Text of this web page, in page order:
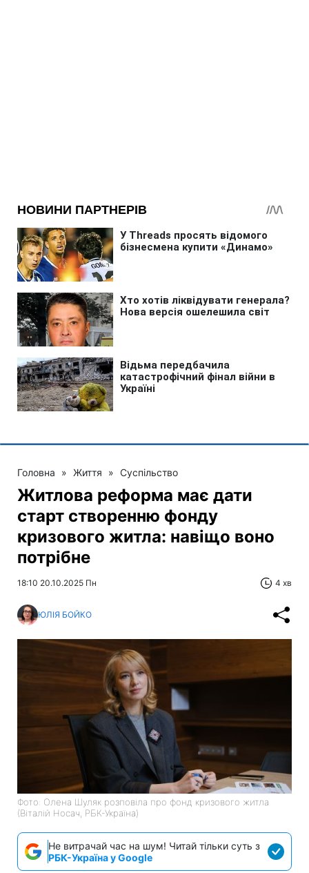
Головна » Життя » Суспільство
Житлова реформа має дати
старт створенню фонду
кризового житла: навіщо воно
потрібне
18:10 20.10.2025 Пн 4 хв
ЮЛІЯ БОЙКО
Фото: Олена Шуляк розповіла про фонд кризового житла
(Віталій Носач, РБК-Україна)
Не витрачай час на шум! Читай тільки суть з
РБК-Україна у Google